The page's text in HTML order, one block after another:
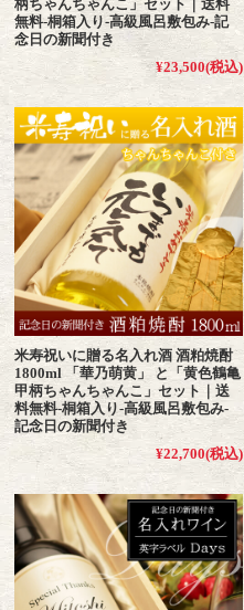
柄ちゃんちゃんこ」セット｜送料
無料-桐箱入り-高級風呂敷包み-記
念日の新聞付き
¥23,500(税込)
米寿祝いに贈る名入れ酒 酒粕焼酎
1800ml 「華乃萌黄」 と「黄色鶴亀
甲柄ちゃんちゃんこ」セット｜送
料無料-桐箱入り-高級風呂敷包み-
記念日の新聞付き
¥22,700(税込)